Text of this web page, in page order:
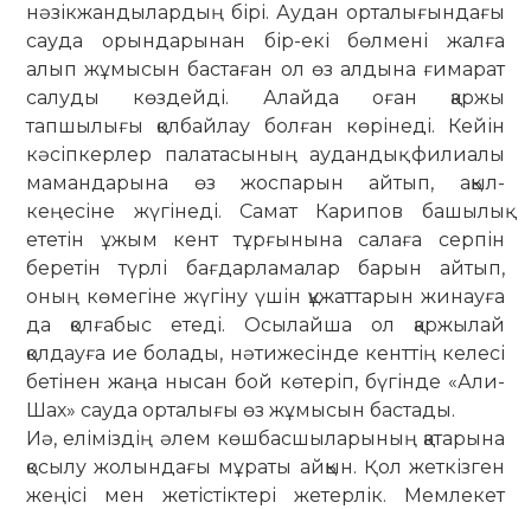
нәзікжандылардың бірі. Аудан орталығындағы
сауда орындарынан бір-екі бөлмені жалға
алып жұмысын бастаған ол өз алдына ғимарат
салуды көздейді. Алайда оған қаржы
тапшылығы қолбайлау болған көрінеді. Кейін
кәсіпкерлер палатасының аудандық филиалы
мамандарына өз жоспарын айтып, ақыл-
кеңесіне жүгінеді. Самат Карипов башылық
ететін ұжым кент тұрғынына салаға серпін
беретін түрлі бағдарламалар барын айтып,
оның көмегіне жүгіну үшін құжаттарын жинауға
да қолғабыс етеді. Осылайша ол қаржылай
қолдауға ие болады, нәтижесінде кенттің келесі
бетінен жаңа нысан бой көтеріп, бүгінде «Али-
Шах» сауда орталығы өз жұмысын бастады.
Иә, еліміздің әлем көшбасшы­ла­рының қатарына
қосылу жолындағы мұраты айқын. Қол жеткізген
жеңісі мен жетістіктері жетерлік. Мемлекет